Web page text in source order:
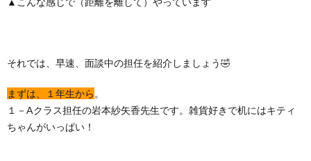
それでは、早速、面談中の担任を紹介しましょう🤣
まずは、１年生から 。
１－Aクラス担任の岩本紗矢香先生です。雑貨好きで机にはキティ
ちゃんがいっぱい！